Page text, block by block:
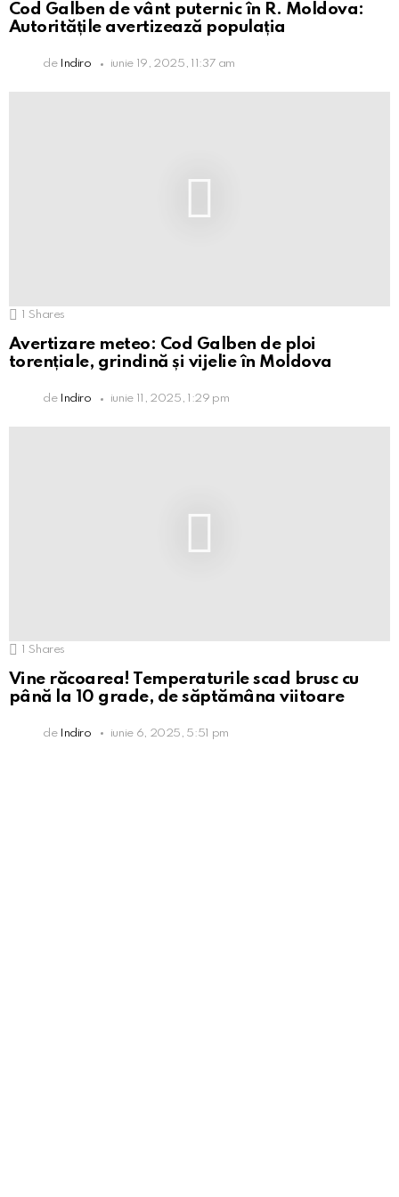
Cod Galben de vânt puternic în R. Moldova:
Autoritățile avertizează populația
de Indiro iunie 19, 2025, 11:37 am
Shares
Avertizare meteo: Cod Galben de ploi
torențiale, grindină și vijelie în Moldova
de Indiro iunie 11, 2025, 1:29 pm
Shares
Vine răcoarea! Temperaturile scad brusc cu
până la 10 grade, de săptămâna viitoare
de Indiro iunie 6, 2025, 5:51 pm